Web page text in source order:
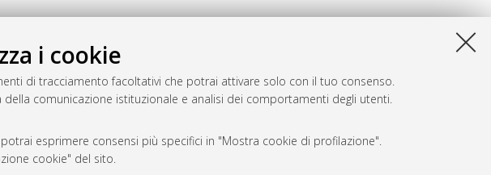
i cookie
di tracciamento facoltativi che potrai attivare solo con il tuo consenso.
comunicazione istituzionale e analisi dei comportamenti degli utenti.
esprimere consensi più specifici in "Mostra cookie di profilazione".
cookie" del sito.